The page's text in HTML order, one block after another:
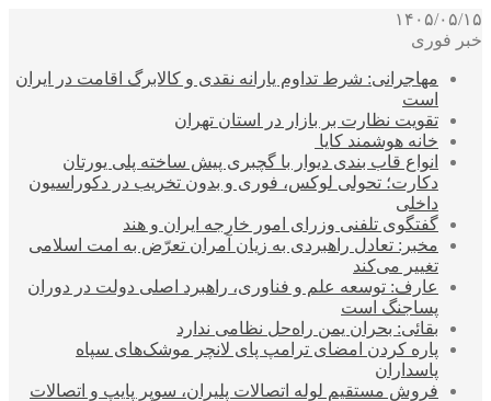
۱۴۰۵/۰۵/۱۵
خبر فوری
مهاجرانی: شرط تداوم یارانه نقدی و کالابرگ اقامت در ایران
است
تقویت نظارت بر بازار در استان تهران
خانه هوشمند کایا
انواع قاب بندی دیوار با گچبری پیش ساخته پلی یورتان
دکارت؛ تحولی لوکس، فوری و بدون تخریب در دکوراسیون
داخلی
گفتگوی تلفنی وزرای امور خارجه ایران و هند
مخبر: تعادل راهبردی به زیان آمران تعرّض به امت اسلامی
تغییر می‌کند
عارف: توسعه علم و فناوری، راهبرد اصلی دولت در دوران
پساجنگ است
بقائی: بحران یمن راه‌حل نظامی ندارد
پاره کردن امضای ترامپ پای لانچر موشک‌های سپاه
پاسداران
فروش مستقیم لوله اتصالات پلیران، سوپر پایپ و اتصالات